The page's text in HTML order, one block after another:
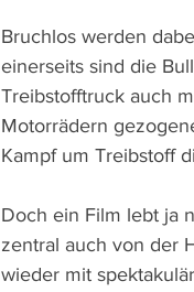
Bruchlos werden
einerseits sind die
Treibstofftruck auch
Motorrädern
Kampf um Treibstoff
Doch ein Film lebt ja
zentral auch von der
wieder mit